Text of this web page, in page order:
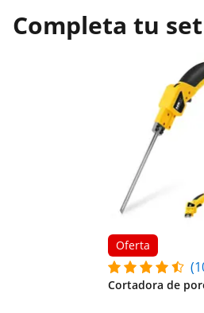
Completa tu set
Oferta
Cortadora de